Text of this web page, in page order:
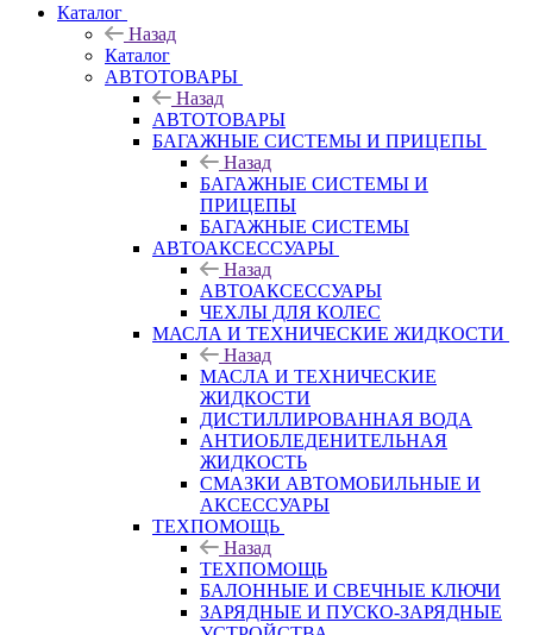
Каталог
Назад
Каталог
АВТОТОВАРЫ
Назад
АВТОТОВАРЫ
БАГАЖНЫЕ СИСТЕМЫ И ПРИЦЕПЫ
Назад
БАГАЖНЫЕ СИСТЕМЫ И
ПРИЦЕПЫ
БАГАЖНЫЕ СИСТЕМЫ
АВТОАКСЕССУАРЫ
Назад
АВТОАКСЕССУАРЫ
ЧЕХЛЫ ДЛЯ КОЛЕС
МАСЛА И ТЕХНИЧЕСКИЕ ЖИДКОСТИ
Назад
МАСЛА И ТЕХНИЧЕСКИЕ
ЖИДКОСТИ
ДИСТИЛЛИРОВАННАЯ ВОДА
АНТИОБЛЕДЕНИТЕЛЬНАЯ
ЖИДКОСТЬ
СМАЗКИ АВТОМОБИЛЬНЫЕ И
АКСЕССУАРЫ
ТЕХПОМОЩЬ
Назад
ТЕХПОМОЩЬ
БАЛОННЫЕ И СВЕЧНЫЕ КЛЮЧИ
ЗАРЯДНЫЕ И ПУСКО-ЗАРЯДНЫЕ